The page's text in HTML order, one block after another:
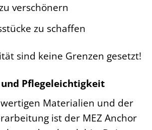
verschönern
zu schaffen
sind keine Grenzen gesetzt!
Pflegeleichtigkeit
Materialien und der
ist der MEZ Anchor